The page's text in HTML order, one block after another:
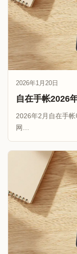
2026年1月20日
自在手帐2026
2026年2月自在手
网…